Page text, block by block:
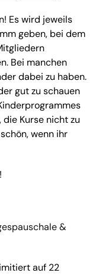
Es wird jeweils
geben, bei dem
Bei manchen
dabei zu haben.
gut zu schauen
Kurse nicht zu
wenn ihr
&
auf 22